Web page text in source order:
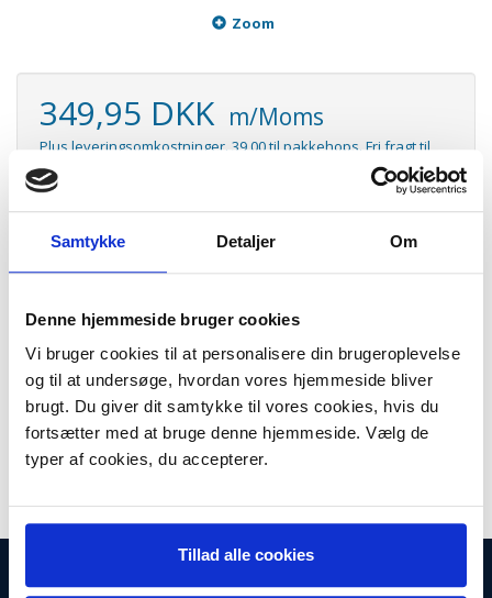
Samtykke Detaljer Om
Denne hjemmeside bruger cookies
Vi bruger cookies til at personalisere din brugeroplevelse
og til at undersøge, hvordan vores hjemmeside bliver
brugt. Du giver dit samtykke til vores cookies, hvis du
fortsætter med at bruge denne hjemmeside. Vælg de
typer af cookies, du accepterer.
Tillad alle cookies
Zoom
349,95 DKK m/Moms
Plus leveringsomkostninger. 39,00 til pakkehops. Fri fragt til
pakkeshop ved køb over 599,-
Lager: På lager
Original Nilfisk bagkontakt
Passer til:
G90, G90 Allergy Vac, GM80, GM90, GS80, GS90
250V 10 A